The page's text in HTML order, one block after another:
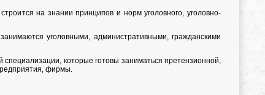
на знании принципов и норм уголовного, уголовно-
уголовными, административными, гражданскими
которые готовы заниматься претензионной,
фирмы.